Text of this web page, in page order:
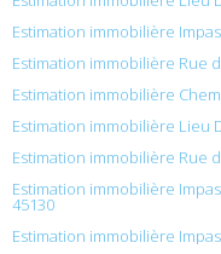
Estimation immobilière
Estimation immobilière Rue
Estimation immobilière
Estimation immobilière Lieu
Estimation immobilière Rue
Estimation immobilière
45130
Estimation immobilière